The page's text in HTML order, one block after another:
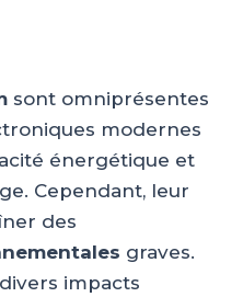
sont omniprésentes
modernes
énergétique et
Cependant, leur
des
graves.
impacts